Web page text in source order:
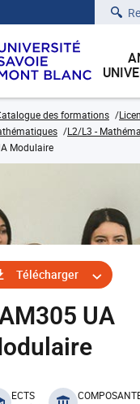
des formations
L2/L3 -
Modulaire
Télécharger
UA
ECTS